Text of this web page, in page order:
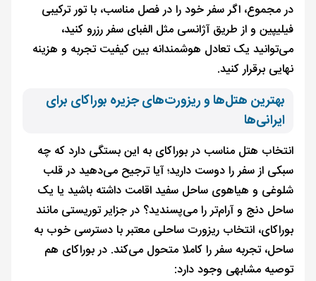
در مجموع، اگر سفر خود را در فصل مناسب، با تور ترکیبی
فیلیپین و از طریق آژانسی مثل الفبای سفر رزرو کنید،
می‌توانید یک تعادل هوشمندانه بین کیفیت تجربه و هزینه
نهایی برقرار کنید.
بهترین هتل‌ها و ریزورت‌های جزیره بوراکای برای
ایرانی‌ها
انتخاب هتل مناسب در بوراکای به این بستگی دارد که چه
سبکی از سفر را دوست دارید؛ آیا ترجیح می‌دهید در قلب
شلوغی و هیاهوی ساحل سفید اقامت داشته باشید یا یک
ساحل دنج و آرام‌تر را می‌پسندید؟ در جزایر توریستی مانند
بوراکای، انتخاب ریزورت ساحلی معتبر با دسترسی خوب به
ساحل، تجربه سفر را کاملا متحول می‌کند. در بوراکای هم
توصیه مشابهی وجود دارد:​